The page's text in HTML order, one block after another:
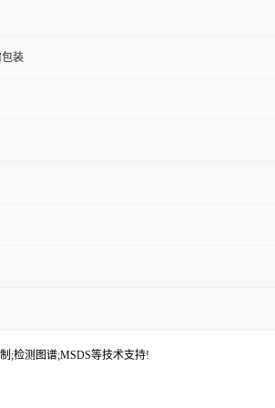
装
;检测图谱;MSDS等技术支持!